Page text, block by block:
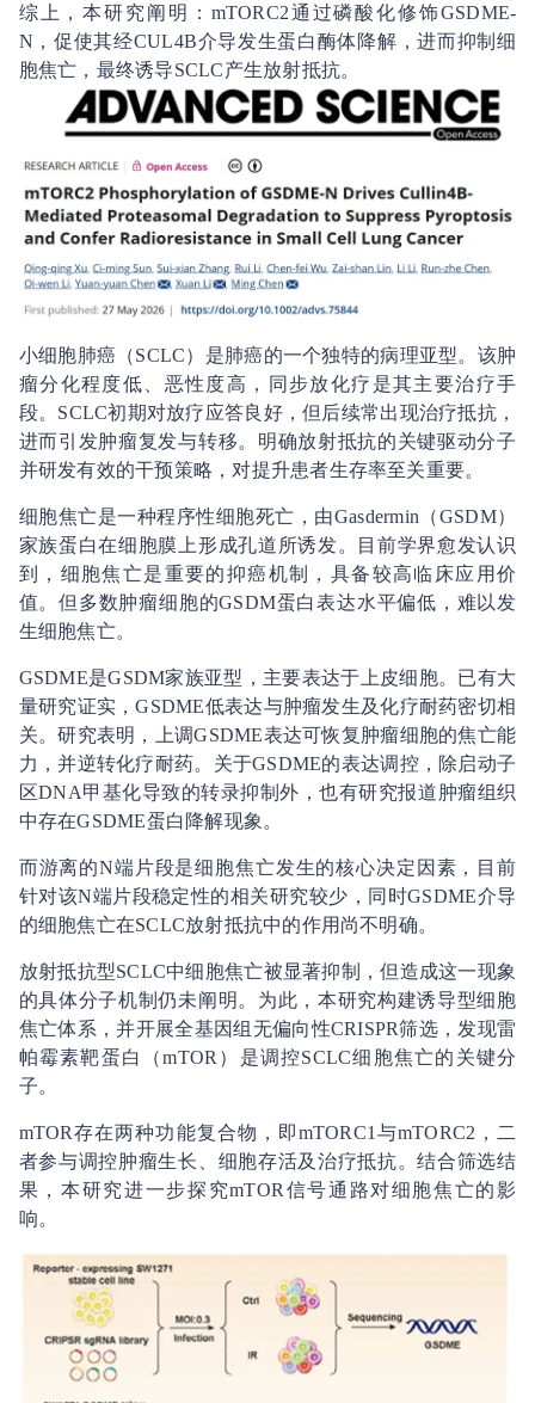
综上，本研究阐明：mTORC2通过磷酸化修饰GSDME-
N，促使其经CUL4B介导发生蛋白酶体降解，进而抑制细
胞焦亡，最终诱导SCLC产生放射抵抗。
小细胞肺癌（SCLC）是肺癌的一个独特的病理亚型。该肿
瘤分化程度低、恶性度高，同步放化疗是其主要治疗手
段。SCLC初期对放疗应答良好，但后续常出现治疗抵抗，
进而引发肿瘤复发与转移。明确放射抵抗的关键驱动分子
并研发有效的干预策略，对提升患者生存率至关重要。
细胞焦亡是一种程序性细胞死亡，由Gasdermin（GSDM）
家族蛋白在细胞膜上形成孔道所诱发。目前学界愈发认识
到，细胞焦亡是重要的抑癌机制，具备较高临床应用价
值。但多数肿瘤细胞的GSDM蛋白表达水平偏低，难以发
生细胞焦亡。
GSDME是GSDM家族亚型，主要表达于上皮细胞。已有大
量研究证实，GSDME低表达与肿瘤发生及化疗耐药密切相
关。研究表明，上调GSDME表达可恢复肿瘤细胞的焦亡能
力，并逆转化疗耐药。关于GSDME的表达调控，除启动子
区DNA甲基化导致的转录抑制外，也有研究报道肿瘤组织
中存在GSDME蛋白降解现象。
而游离的N端片段是细胞焦亡发生的核心决定因素，目前
针对该N端片段稳定性的相关研究较少，同时GSDME介导
的细胞焦亡在SCLC放射抵抗中的作用尚不明确。
放射抵抗型SCLC中细胞焦亡被显著抑制，但造成这一现象
的具体分子机制仍未阐明。为此，本研究构建诱导型细胞
焦亡体系，并开展全基因组无偏向性CRISPR筛选，发现雷
帕霉素靶蛋白（mTOR）是调控SCLC细胞焦亡的关键分
子。
mTOR存在两种功能复合物，即mTORC1与mTORC2，二
者参与调控肿瘤生长、细胞存活及治疗抵抗。结合筛选结
果，本研究进一步探究mTOR信号通路对细胞焦亡的影
响。